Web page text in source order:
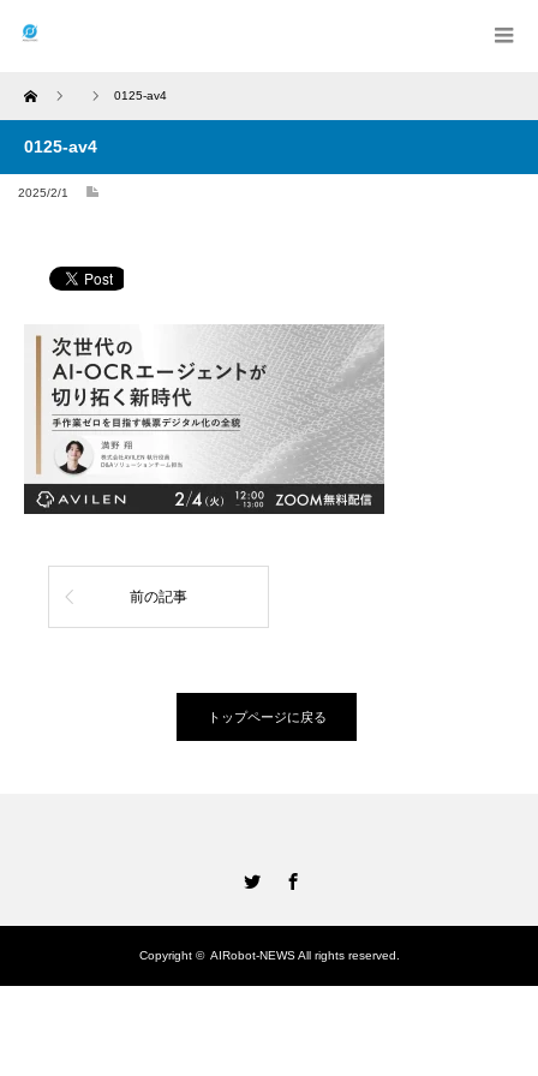
Home 0125-av4
0125-av4
2025/2/1
前の記事
トップページに戻る
Copyright © AIRobot-NEWSAll rights reserved.